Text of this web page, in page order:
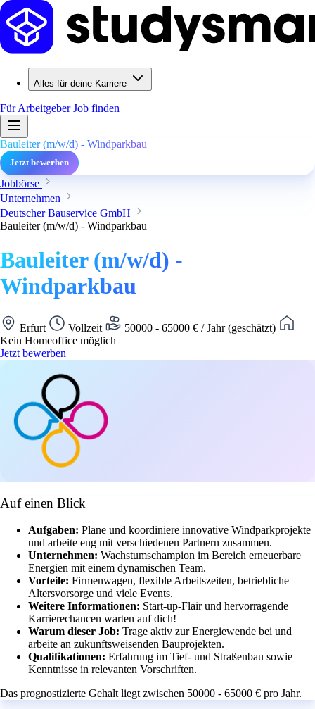
Alles für deine Karriere
Für ArbeitgeberJob finden
Bauleiter (m/w/d) - Windparkbau
Jetzt bewerben
Jobbörse
Unternehmen
Deutscher Bauservice GmbH
Bauleiter (m/w/d) - Windparkbau
Bauleiter (m/w/d) -
Windparkbau
Erfurt Vollzeit
50000 - 65000 € / Jahr (geschätzt)
Kein Homeoffice möglich
Jetzt bewerben
Auf einen Blick
Aufgaben: Plane und koordiniere innovative Windparkprojekte
und arbeite eng mit verschiedenen Partnern zusammen.
Unternehmen: Wachstumschampion im Bereich erneuerbare
Energien mit einem dynamischen Team.
Vorteile: Firmenwagen, flexible Arbeitszeiten, betriebliche
Altersvorsorge und viele Events.
Weitere Informationen: Start-up-Flair und hervorragende
Karrierechancen warten auf dich!
Warum dieser Job: Trage aktiv zur Energiewende bei und
arbeite an zukunftsweisenden Bauprojekten.
Qualifikationen: Erfahrung im Tief- und Straßenbau sowie
Kenntnisse in relevanten Vorschriften.
Das prognostizierte Gehalt liegt zwischen 50000 - 65000 € pro Jahr.